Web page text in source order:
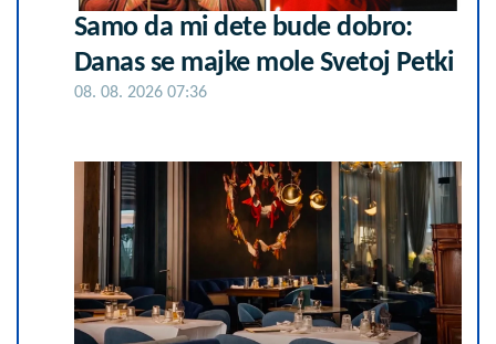
Samo da mi dete bude dobro:
Danas se majke mole Svetoj Petki
08. 08. 2026 07:36